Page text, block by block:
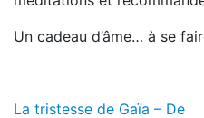
Un cadeau d’âme… à se
La tristesse de Gaïa – De